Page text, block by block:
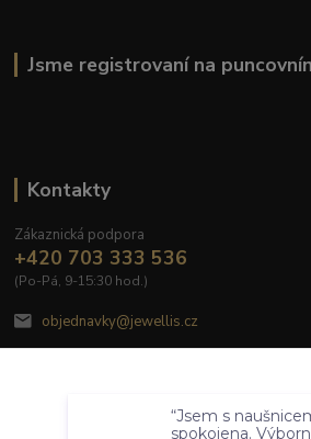
Jsme registrovaní na
Kontakty
Zákaznická podpora
+420 703 333 536
(Po-Pá, 9-15:30 hod.)
objednavky@jewellis.cz
Nastavení
“Jsem s
spokojena.